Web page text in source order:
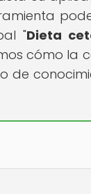
"Dieta
cómo la
de